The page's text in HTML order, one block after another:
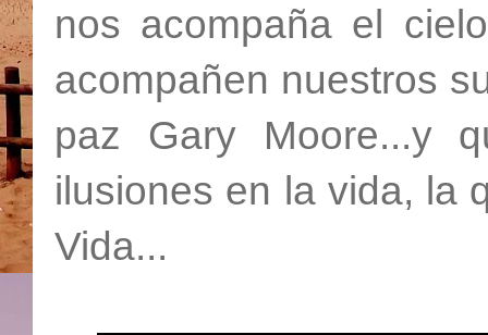
nos acompaña el
acompañen nuestros
paz Gary Moore...y
ilusiones en la vida, la
Vida...